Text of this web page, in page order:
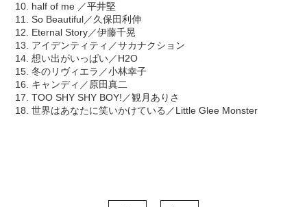
10. half of me ／平井堅
11. So Beautiful／久保田利伸
12. Eternal Story／伊藤千晃
13. アイデンティティ／サカナクション
14. 想い出がいっぱい／H2O
15. 冬のリヴィエラ／小林幸子
16. キャンディ／原田真二
17. TOO SHY SHY BOY!／観月ありさ
18. 世界はあなたに笑いかけている／Little Glee Monster